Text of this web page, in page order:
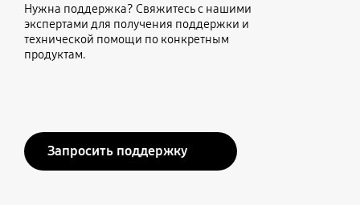
Нужна поддержка? Свяжитесь с нашими
экспертами для получения поддержки и
технической помощи по конкретным
продуктам.
Запросить поддержку